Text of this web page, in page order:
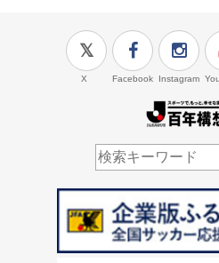
X Facebook Instagram